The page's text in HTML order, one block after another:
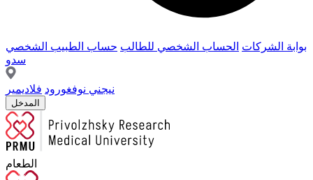
بوابة الشركات الحساب الشخصي للطالب حساب الطبيب الشخصي
سدو
نيجني نوفغورود فلاديمير
المدخل
الطعام